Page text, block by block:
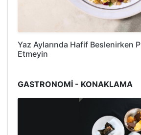
Yaz Aylarında Hafif Beslenirken
Etmeyin
GASTRONOMİ - KONAKLAMA